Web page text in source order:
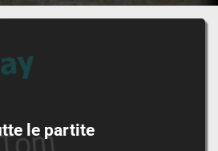
le partite